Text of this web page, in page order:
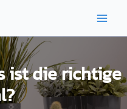
ist die richtige